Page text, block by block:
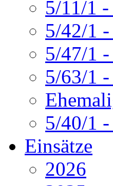
5/11/1
5/42/1
5/47/1
5/63/1
5/40/1
Einsätze
2026